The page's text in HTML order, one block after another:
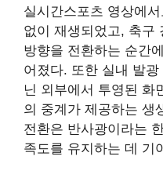
실시간스포츠 영상에
없이 재생되었고, 축구
방향을 전환하는 순간
어졌다. 또한 실내 발
닌 외부에서 투영된 화
의 중계가 제공하는 생
전환은 반사광이라는
족도를 유지하는 데 기